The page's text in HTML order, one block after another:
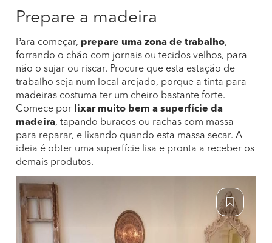
Prepare a madeira
Para começar, prepare uma zona de trabalho,
forrando o chão com jornais ou tecidos velhos, para
não o sujar ou riscar. Procure que esta estação de
trabalho seja num local arejado, porque a tinta para
madeiras costuma ter um cheiro bastante forte.
Comece por
lixar muito bem a superfície da
madeira, tapando buracos ou rachas com massa
para reparar, e lixando quando esta massa secar. A
ideia é obter uma superfície lisa e pronta a receber os
demais produtos.